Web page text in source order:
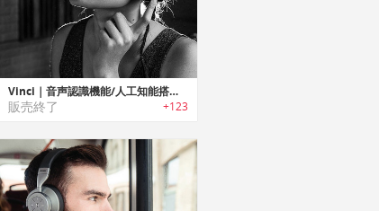
Vinci｜音声認識機能/人工知能搭載スマート3Dヘッドフォン「ヴィンチ」
販売終了 +123